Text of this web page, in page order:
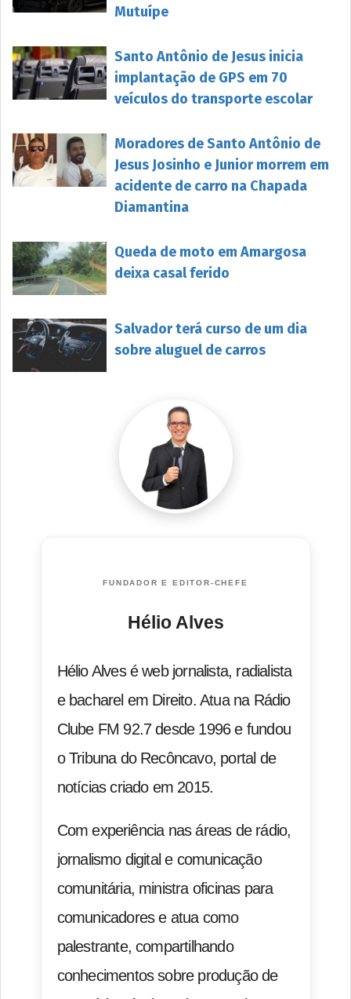
Mutuípe
Santo Antônio de Jesus inicia
implantação de GPS em 70
veículos do transporte escolar
Moradores de Santo Antônio de
Jesus Josinho e Junior morrem em
acidente de carro na Chapada
Diamantina
Queda de moto em Amargosa
deixa casal ferido
Salvador terá curso de um dia
sobre aluguel de carros
FUNDADOR E EDITOR-CHEFE
Hélio Alves
Hélio Alves é web jornalista, radialista
e bacharel em Direito. Atua na Rádio
Clube FM 92.7 desde 1996 e fundou
o Tribuna do Recôncavo, portal de
notícias criado em 2015.
Com experiência nas áreas de rádio,
jornalismo digital e comunicação
comunitária, ministra oficinas para
comunicadores e atua como
palestrante, compartilhando
conhecimentos sobre produção de